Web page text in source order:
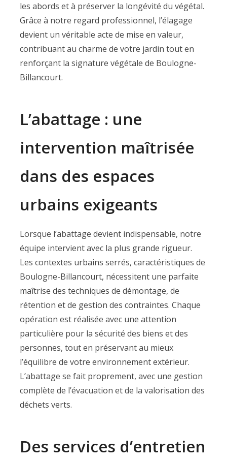
les abords et à préserver la longévité du végétal.
Grâce à notre regard professionnel, l’élagage
devient un véritable acte de mise en valeur,
contribuant au charme de votre jardin tout en
renforçant la signature végétale de Boulogne-
Billancourt.
L’abattage : une
intervention maîtrisée
dans des espaces
urbains exigeants
Lorsque l’abattage devient indispensable, notre
équipe intervient avec la plus grande rigueur.
Les contextes urbains serrés, caractéristiques de
Boulogne-Billancourt, nécessitent une parfaite
maîtrise des techniques de démontage, de
rétention et de gestion des contraintes. Chaque
opération est réalisée avec une attention
particulière pour la sécurité des biens et des
personnes, tout en préservant au mieux
l’équilibre de votre environnement extérieur.
L’abattage se fait proprement, avec une gestion
complète de l’évacuation et de la valorisation des
déchets verts.
Des services d’entretien